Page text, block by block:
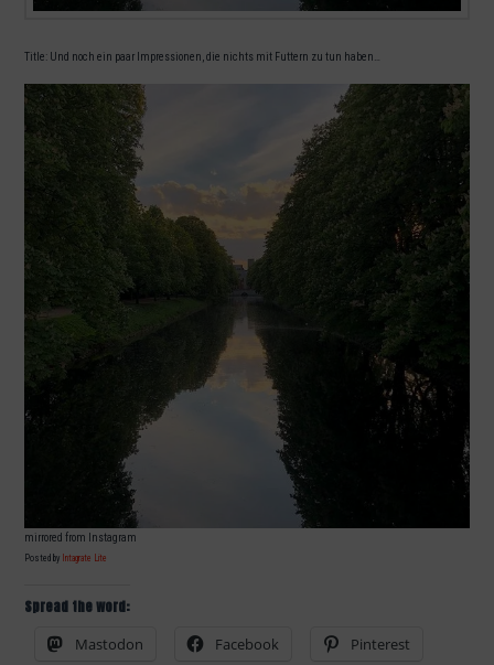
Title: Und noch ein paar Impressionen, die nichts mit Futtern zu tun haben…
mirrored from Instagram
Posted by Intagrate Lite
Spread the word:
Mastodon
Facebook Pinterest